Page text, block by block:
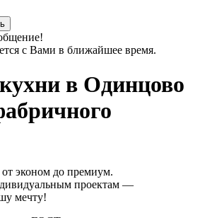
с Вами в ближайшее время.
в Одинцово
эконом до премиум.
проектам —
мечту!